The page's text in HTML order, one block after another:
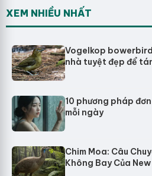
XEM NHIỀU NHẤT
Vogelkop
nhà tuyệt đẹp để
10 phương pháp
mỗi ngày
Chim Moa: Câu
Không Bay Của